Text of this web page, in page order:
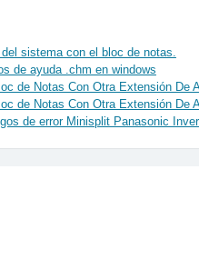
sistema con el bloc de notas.
de ayuda .chm en windows
de Notas Con Otra Extensión De
de Notas Con Otra Extensión De
de error Minisplit Panasonic